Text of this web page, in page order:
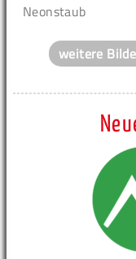
Neonstaub
weitere